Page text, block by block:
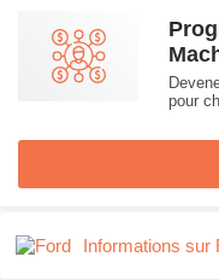
pour
Informations sur